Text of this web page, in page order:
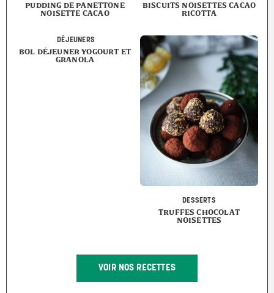
PUDDING DE PANETTONE
NOISETTE CACAO
BISCUITS NOISETTES CACAO
RICOTTA
DÉJEUNERS
BOL DÉJEUNER YOGOURT ET
GRANOLA
DESSERTS
TRUFFES CHOCOLAT
NOISETTES
VOIR NOS RECETTES